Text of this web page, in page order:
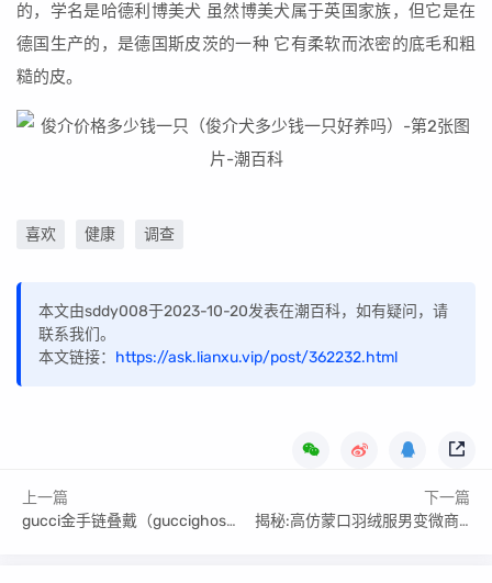
的，学名是哈德利博美犬 虽然博美犬属于英国家族，但它是在
德国生产的，是德国斯皮茨的一种 它有柔软而浓密的底毛和粗
糙的皮。
喜欢 健康 调查
本文由sddy008于2023-10-20发表在潮百科，如有疑问，请
联系我们。
本文链接： https://ask.lianxu.vip/post/362232.html
上一篇
gucci金手链叠戴（guccighost手链）
下一篇
揭秘:高仿蒙口羽绒服男变微商“海淘正品”